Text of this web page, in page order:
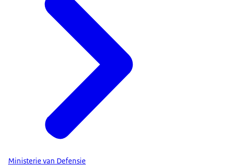
Ministerie van Defensie